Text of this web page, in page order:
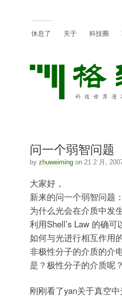
休息了 关于 科技圈
问一个弱智问题
by zhuweimingon 21 2 月,
大家好，
新来的问一个弱智问题：
为什么光会在介质中发
利用Shell’s Law 的确
如何与光进行相互作用
非极性分子的介质的介
是？极性分子的介质呢
刚刚看了yan关于真空